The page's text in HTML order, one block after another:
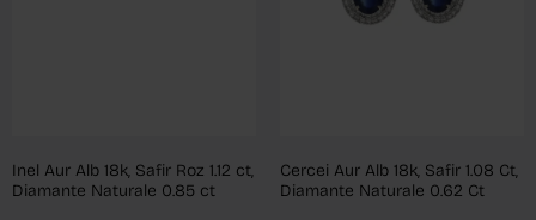
Inel Aur Alb 18k, Safir Roz 1.12 ct,
Diamante Naturale 0.85 ct
Cercei Aur Alb 18k, Safir 1.08 Ct,
Diamante Naturale 0.62 Ct